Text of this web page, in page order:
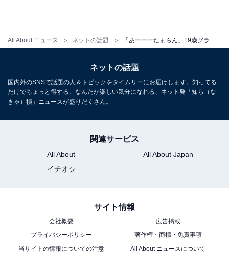
All About ニュース ネットの話題
ネットの話題
国内外のSNSで話題の人＆トピックをタイムリーにお届けします。知ってる
だけでちょっと得する、なんだか楽しい気分になれる、ネット発「知ら（な
きゃ）損」ニュースが盛りだくさん。
関連サービス
All About
All About Japan
イチオシ
サイト情報
会社概要
広告掲載
プライバシーポリシー
著作権・商標・免責事項
当サイトの情報についての注意
All About ニュースについて